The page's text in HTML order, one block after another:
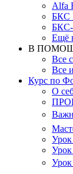
Alfa
БКС
БКС-
Ещё
В
Все
Все
Курс по
О
Урок